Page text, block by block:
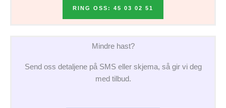
RING OSS: 45 03 02 51
Mindre hast?
Send oss detaljene på SMS eller skjema, så gir vi deg
med tilbud.